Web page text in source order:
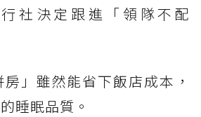
社決定跟進「領隊不配
」雖然能省下飯店成本，
睡眠品質。